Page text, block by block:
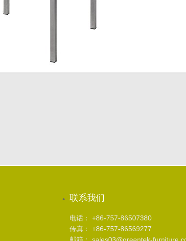
联系我们
电话： +86-757-86507380
传真： +86-757-86569277